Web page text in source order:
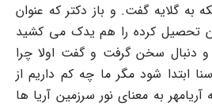
به گلایه گفت. و باز دکتر که عنوان
تحصیل کرده را هم یدک می کشید
و دنبال سخن گرفت و گفت اولا چرا
ابتدا شود مگر ما چه کم داریم از
به معنای نور سرزمین آریا ها